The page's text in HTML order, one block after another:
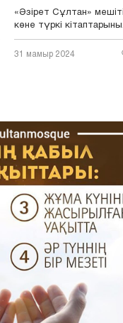
«Әзірет Сұлтан»
көне түркі кітаптарыны...
31 мамыр 2024